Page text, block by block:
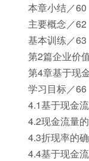
本章小结／60
主要概念／62
基本训练／63
第2篇企业价
第4章基于现
学习目标／66
4.1基于现金
4.2现金流量
4.3折现率的
4.4基于现金